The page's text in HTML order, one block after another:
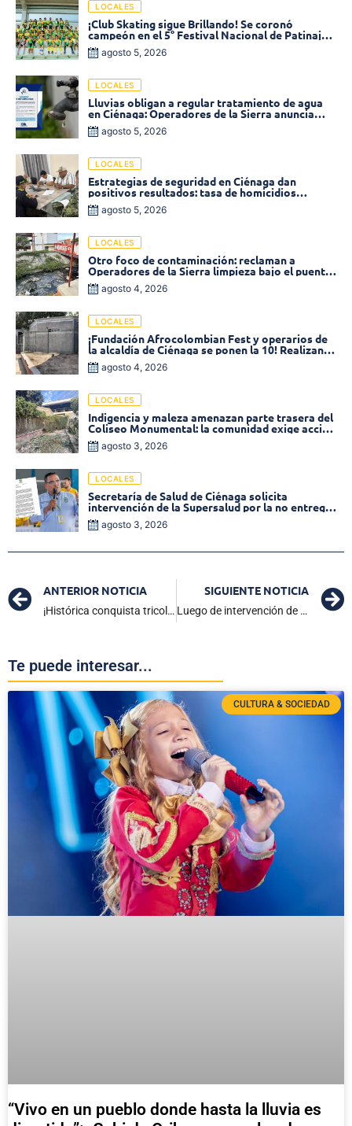
LOCALES
¡Club Skating sigue Brillando! Se coronó
campeón en el 5° Festival Nacional de Patinaje
«Soledad sobre Ruedas»
agosto 5, 2026
LOCALES
Lluvias obligan a regular tratamiento de agua
en Ciénaga: Operadores de la Sierra anuncia
baja presión en varios sectores
agosto 5, 2026
LOCALES
Estrategias de seguridad en Ciénaga dan
positivos resultados: tasa de homicidios
disminuyó un 58% en 2026
agosto 5, 2026
LOCALES
Otro foco de contaminación: reclaman a
Operadores de la Sierra limpieza bajo el puente
de la calle 19 con carrera 11
agosto 4, 2026
LOCALES
¡Fundación Afrocolombian Fest y operarios de
la alcaldía de Ciénaga se ponen la 10! Realizan
limpieza de la parte posterior del Coliseo
Monumental
agosto 4, 2026
LOCALES
Indigencia y maleza amenazan parte trasera del
Coliseo Monumental: la comunidad exige acción
inmediata!
agosto 3, 2026
LOCALES
Secretaría de Salud de Ciénaga solicita
intervención de la Supersalud por la no entrega
de medicamentos en las EPS
agosto 3, 2026
ANTERIOR NOTICIA
¡Histórica conquista tricolor! Las campeonas de la Conmebol Liga de Naciones y su gloriosa clasificación al Mundial de Brasil 2027
SIGUIENTE NOTICIA
Luego de intervención de la Armada y Policía: sanos y salvos aparecen pescadores presuntamente retenidos
Te puede interesar...
CULTURA & SOCIEDAD
“Vivo en un pueblo donde hasta la lluvia es